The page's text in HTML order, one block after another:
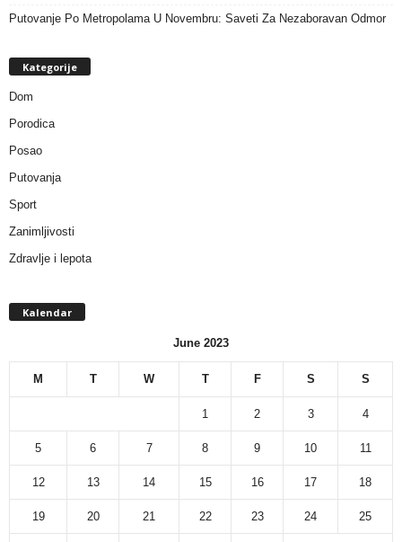
Putovanje Po Metropolama U Novembru: Saveti Za Nezaboravan Odmor
Kategorije
Dom
Porodica
Posao
Putovanja
Sport
Zanimljivosti
Zdravlje i lepota
Kalendar
June 2023
M T W T F S S
1 2 3 4
5 6 7 8 9 10 11
12 13 14 15 16 17 18
19 20 21 22 23 24 25